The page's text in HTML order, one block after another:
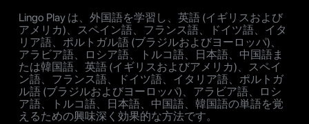
Lingo Play は、外国語を学習し、英語 (イギリスおよび
アメリカ)、スペイン語、フランス語、ドイツ語、イタ
リア語、ポルトガル語 (ブラジルおよびヨーロッパ)、
アラビア語、ロシア語、トルコ語、日本語、中国語ま
たは韓国語、英語 (イギリスおよびアメリカ)、スペイ
ン語、フランス語、ドイツ語、イタリア語、ポルトガ
ル語 (ブラジルおよびヨーロッパ)、アラビア語、ロシ
ア語、トルコ語、日本語、中国語、韓国語の単語を覚
えるための興味深く効果的な方法です。